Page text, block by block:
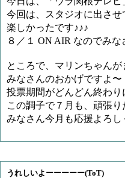
今回は、スタジオに出さ
楽しかったです♪♪♪
８／１ ON AIR なのでみ
ところで、マリンちゃん
みなさんのおかげですよ
投票期間がどんどん終わ
この調子で７月も、頑張
みなさん今月も応援よろ
うれしいよーーーーー(ToT)